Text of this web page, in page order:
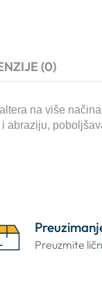
(0)
na više
Preuzmite